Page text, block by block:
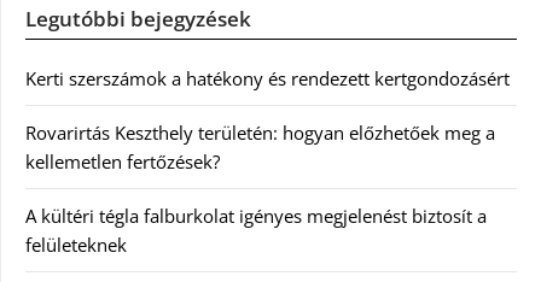
Legutóbbi bejegyzések
Kerti szerszámok a hatékony és rendezett kertgondozásért
Rovarirtás Keszthely területén: hogyan előzhetőek meg a
kellemetlen fertőzések?
A kültéri tégla falburkolat igényes megjelenést biztosít a
felületeknek